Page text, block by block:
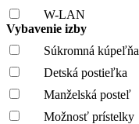
W-LAN
Vybavenie izby
Súkromná kúpeľňa
Detská postieľka
Manželská posteľ
Možnosť prístelky